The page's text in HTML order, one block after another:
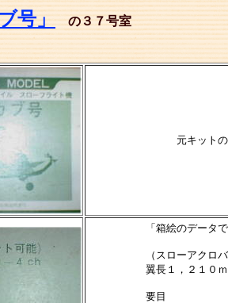
号」 の３７号室
元キット
「箱絵のデータ
（スローアクロ
翼長１，２１０
要目